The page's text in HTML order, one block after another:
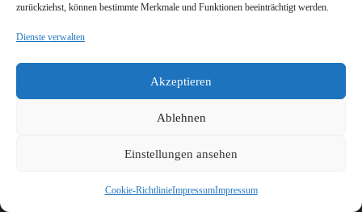
zurückziehst, können bestimmte Merkmale und Funktionen beeinträchtigt werden.
Dienste verwalten
Akzeptieren
Ablehnen
Einstellungen ansehen
Cookie-RichtlinieImpressumImpressum
Datenschutzerklärung
Referenzen/Kompetenzen
Kontakt
K.A.T.I.– Alle Rechte vorbehalten
Präsentiert von WP – Entworfen mit dem